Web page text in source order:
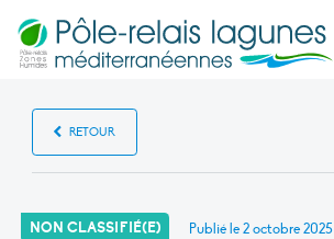
RETOUR
NON CLASSIFIÉ(E) Publié le2 octobre 2025